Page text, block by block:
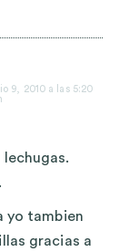
9, 2010 a las 5:20
lechugas.
yo tambien
gracias a